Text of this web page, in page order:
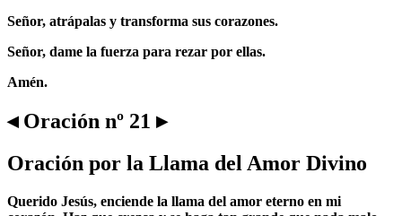
Señor, atrápalas y transforma sus corazones.
Señor, dame la fuerza para rezar por ellas.
Amén.
◂ Oración nº 21 ▸
Oración por la Llama del Amor Divino
Querido Jesús, enciende la llama del amor eterno en mi